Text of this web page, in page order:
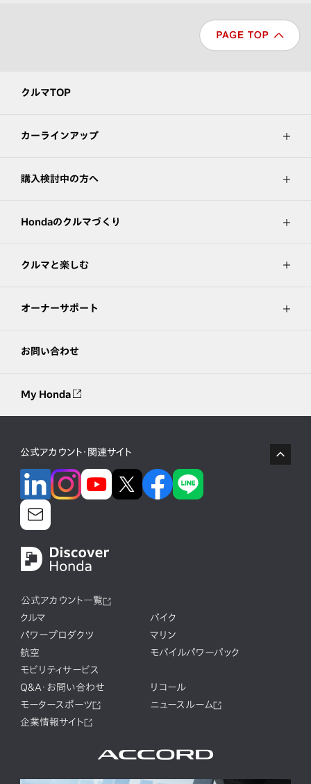
クルマTOP
カーラインアップ
購入検討中の方へ
Hondaのクルマづくり
クルマと楽しむ
オーナーサポート
お問い合わせ
My Honda
公式アカウント・関連サイト
公式アカウント一覧
クルマ
バイク
パワープロダクツ
マリン
航空
モバイルパワーパック
モビリティサービス
Q&A・お問い合わせ
リコール
モータースポーツ
ニュースルーム
企業情報サイト